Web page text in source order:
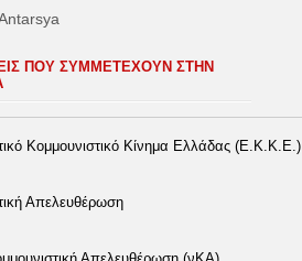
ΠΟΥ ΣΥΜΜΕΤΕΧΟΥΝ ΣΤΗΝ
Κομμουνιστικό Κίνημα Ελλάδας (Ε.Κ.Κ.Ε.)
Απελευθέρωση